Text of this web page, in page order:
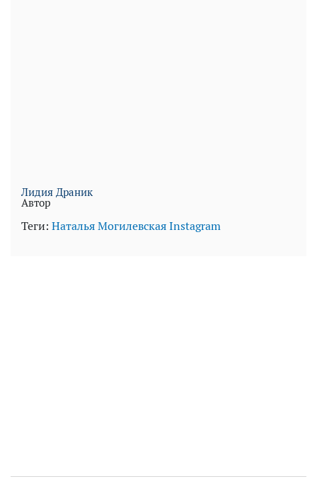
Лидия Драник
Автор
Теги: Наталья МогилевскаяInstagram